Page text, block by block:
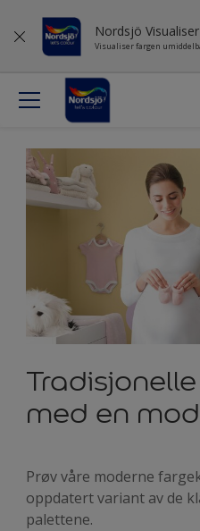
Nordsjö Visualiser
Visualiser fargen
med en
Prøv våre moderne
oppdatert variant av de
palettene.